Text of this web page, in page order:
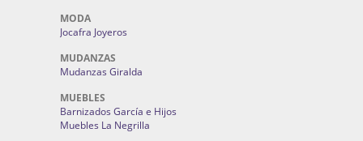
MODA
Jocafra Joyeros
MUDANZAS
Mudanzas Giralda
MUEBLES
Barnizados García e Hijos
Muebles La Negrilla